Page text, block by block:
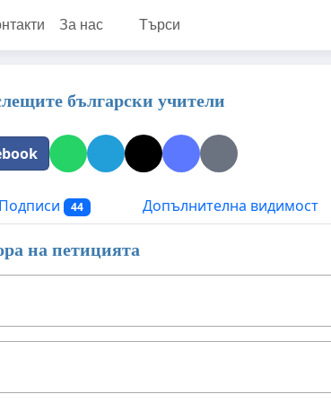
За нас Търси
български учители
Подписи 44 Допълнителна видимост
на петицията